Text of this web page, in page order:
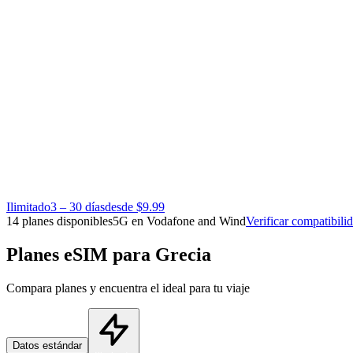
Ilimitado3 – 30 díasdesde $9.99
14 planes disponibles5G en Vodafone and WindVerificar
Planes eSIM para Grecia
Compara planes y encuentra el ideal para tu viaje
Datos estándar